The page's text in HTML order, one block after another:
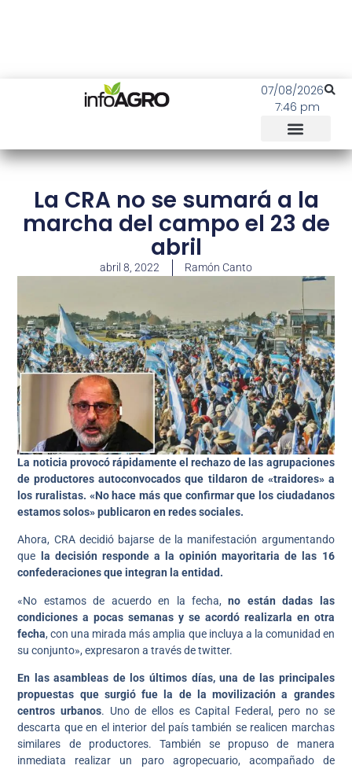
07/08/2026
7:46 pm
La CRA no se sumará a la
marcha del campo el 23 de
abril
abril 8, 2022 Ramón Canto
La noticia provocó rápidamente el rechazo de las agrupaciones
de productores autoconvocados que tildaron de «traidores» a
los ruralistas. «No hace más que confirmar que los ciudadanos
estamos solos» publicaron en redes sociales.
Ahora, CRA decidió bajarse de la manifestación argumentando
que
la decisión responde a la opinión mayoritaria de las 16
confederaciones que integran la entidad.
«No estamos de acuerdo en la fecha, no están dadas las
condiciones a pocas semanas y se acordó realizarla en otra
fecha, con una mirada más amplia que incluya a la comunidad en
su conjunto», expresaron a través de twitter.
En las asambleas de los últimos días, una de las principales
propuestas que surgió fue la de la movilización a grandes
centros urbanos. Uno de ellos es Capital Federal, pero no se
descarta que en el interior del país también se realicen marchas
similares de productores. También se propuso de manera
inmediata realizar un paro agropecuario, acompañado de